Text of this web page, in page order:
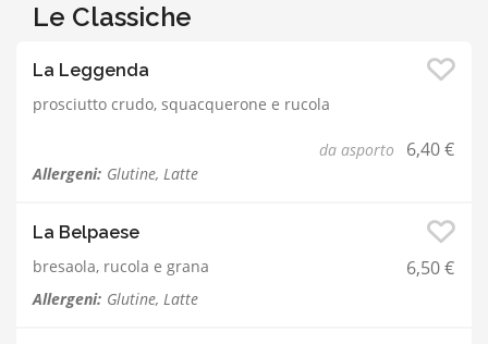
Le Classiche
La Leggenda
prosciutto crudo, squacquerone e rucola
da asporto 6,40 €
Allergeni: Glutine, Latte
La Belpaese
bresaola, rucola e grana
6,50 €
Allergeni: Glutine, Latte